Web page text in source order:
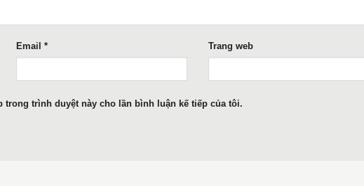
Email* Trang web
trong trình duyệt này cho lần bình luận kế tiếp của tôi.